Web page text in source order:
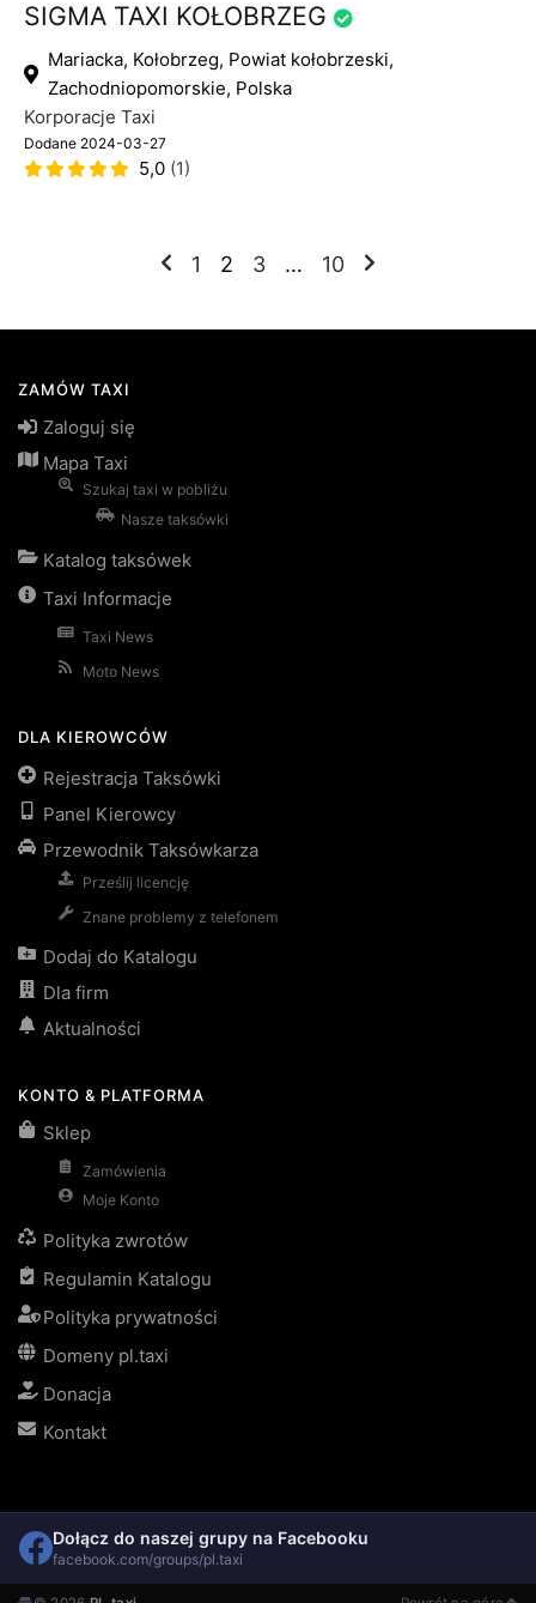
SIGMA TAXI KOŁOBRZEG
Mariacka, Kołobrzeg, Powiat kołobrzeski,
Zachodniopomorskie, Polska
Korporacje Taxi
Dodane 2024-03-27
5,0 (1)
Stronicowanie
1 2 3 … 10
ZAMÓW TAXI
Zaloguj się
Mapa Taxi
Szukaj taxi w pobliżu
Nasze taksówki
Katalog taksówek
Taxi Informacje
Taxi News
Moto News
DLA KIEROWCÓW
Rejestracja Taksówki
Panel Kierowcy
Przewodnik Taksówkarza
Prześlij licencję
Znane problemy z telefonem
Dodaj do Katalogu
Dla firm
Aktualności
KONTO & PLATFORMA
Sklep
Zamówienia
Moje Konto
Polityka zwrotów
Regulamin Katalogu
Polityka prywatności
Domeny pl.taxi
Donacja
Kontakt
Dołącz do naszej grupy na Facebooku
facebook.com/groups/pl.taxi